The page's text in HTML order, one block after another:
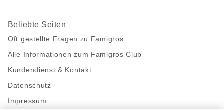
Beliebte Seiten
Oft gestellte Fragen zu Famigros
Alle Informationen zum Famigros Club
Kundendienst & Kontakt
Datenschutz
Impressum